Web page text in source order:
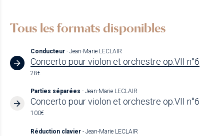
Tous les formats disponibles
Conducteur - Jean-Marie LECLAIR
Concerto pour violon et orchestre op.VII n°6
28€
Parties séparées - Jean-Marie LECLAIR
Concerto pour violon et orchestre op.VII n°6
100€
Réduction clavier - Jean-Marie LECLAIR